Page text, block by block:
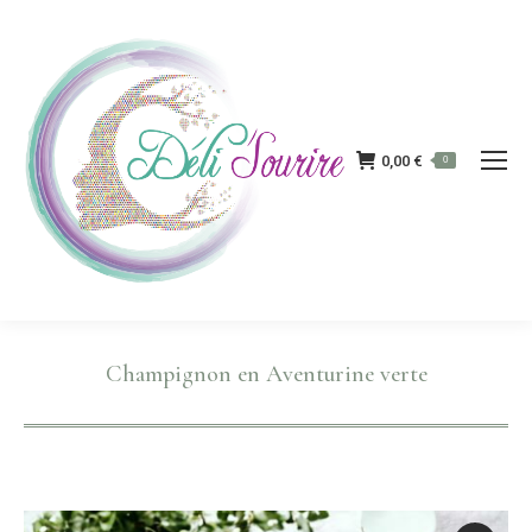
0,00 € 0
Champignon en Aventurine verte